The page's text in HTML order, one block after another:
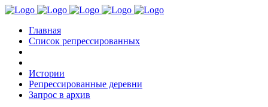
Главная
Список репрессированных
Истории
Репрессированные деревни
Запрос в архив